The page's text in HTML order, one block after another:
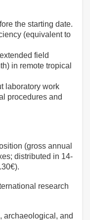
the starting date.
(equivalent to
field
in remote tropical
laboratory work
procedures and
(gross annual
distributed in 14-
research
and